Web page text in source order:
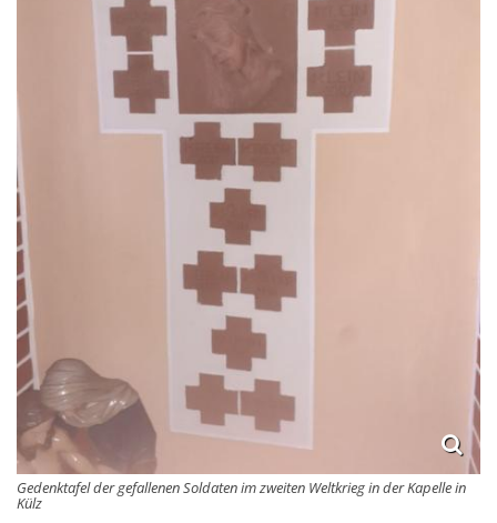
Gedenktafel der gefallenen Soldaten im zweiten Weltkrieg in der Kapelle in
Külz